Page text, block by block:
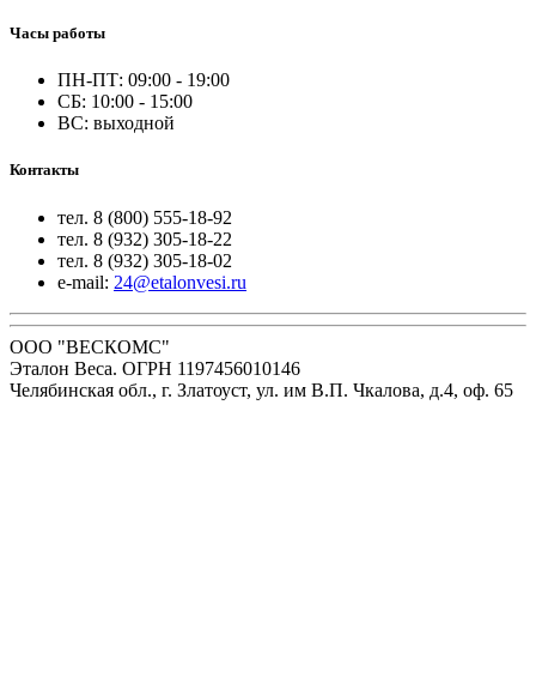
Часы работы
ПН-ПТ: 09:00 - 19:00
СБ: 10:00 - 15:00
ВС: выходной
Контакты
тел. 8 (800) 555-18-92
тел. 8 (932) 305-18-22
тел. 8 (932) 305-18-02
e-mail: 24@etalonvesi.ru
ООО "ВЕСКОМС"
Эталон Веса. ОГРН 1197456010146
Челябинская обл., г. Златоуст, ул. им В.П. Чкалова, д.4, оф. 65